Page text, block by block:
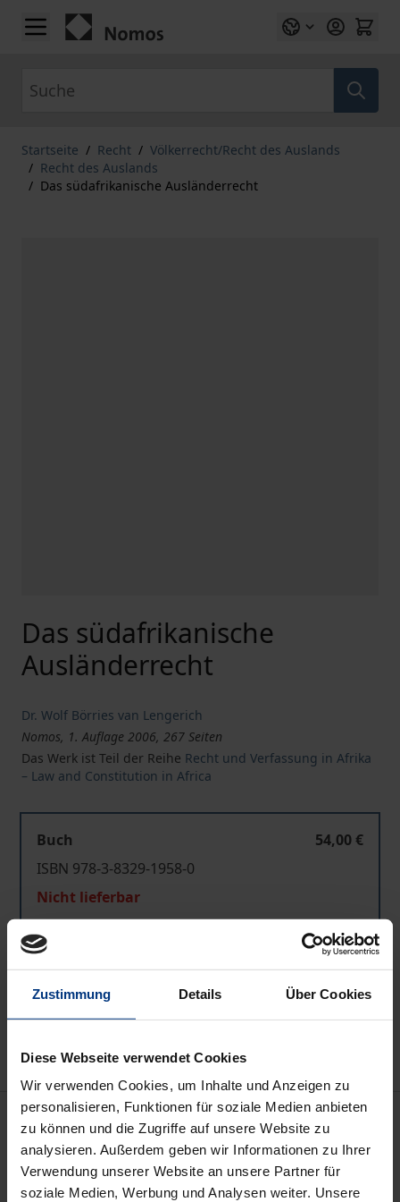
Zustimmung Details Über Cookies
Diese Webseite verwendet Cookies
Wir verwenden Cookies, um Inhalte und Anzeigen zu
personalisieren, Funktionen für soziale Medien anbieten
zu können und die Zugriffe auf unsere Website zu
analysieren. Außerdem geben wir Informationen zu Ihrer
Verwendung unserer Website an unsere Partner für
soziale Medien, Werbung und Analysen weiter. Unsere
Zum Inhalt springen
Startseite / Recht / Völkerrecht/Recht des Auslands
/ Recht des Auslands
/ Das südafrikanische Ausländerrecht
Das südafrikanische
Ausländerrecht
Dr. Wolf Börries van Lengerich
Nomos, 1. Auflage 2006, 267 Seiten
Das Werk ist Teil der Reihe Recht und Verfassung in Afrika
– Law and Constitution in Africa
Buch
54,00 €
ISBN 978-3-8329-1958-0
Nicht lieferbar
In den Warenkorb
Zur Wunschliste hinzufügen
Hinweise zu Versandkosten
Beschreibung
Mit seiner Verabschiedung und seinen
Erneuerungen bis zuletzt in 2005 löste nahezu 10